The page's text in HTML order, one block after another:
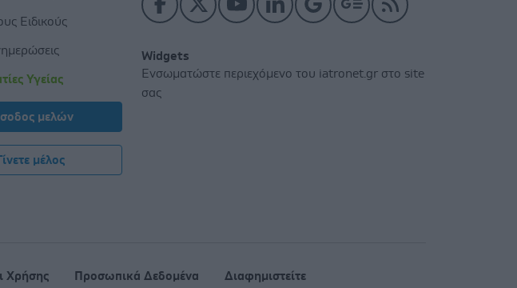
Widgets
Ενσωματώστε περιεχόμενο του iatronet.gr στο site
σας
Ειδικούς
Υγείας
μελών
μέλος
Χρήσης Προσωπικά Δεδομένα Διαφημιστείτε